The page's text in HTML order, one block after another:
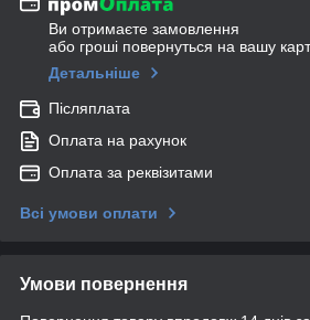
Ви отримаєте замовлення
або гроші повернуться на вашу
Детальніше
Післяплата
Оплата на рахунок
Оплата за реквізитами
Всі умови оплати
Умови повернення